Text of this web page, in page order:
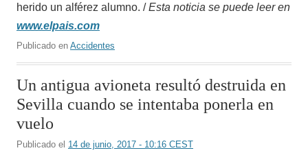
herido un alférez alumno. /Esta noticia se puede leer en
www.elpais.com
Publicado en Accidentes
Un antigua avioneta resultó destruida en
Sevilla cuando se intentaba ponerla en
vuelo
Publicado el 14 de junio, 2017 - 10:16 CEST